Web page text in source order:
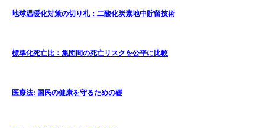
地球温暖化対策の切り札：二酸化炭素地中貯留技術
標準化死亡比：集団間の死亡リスクを公平に比較
医療法: 国民の健康を守るための礎